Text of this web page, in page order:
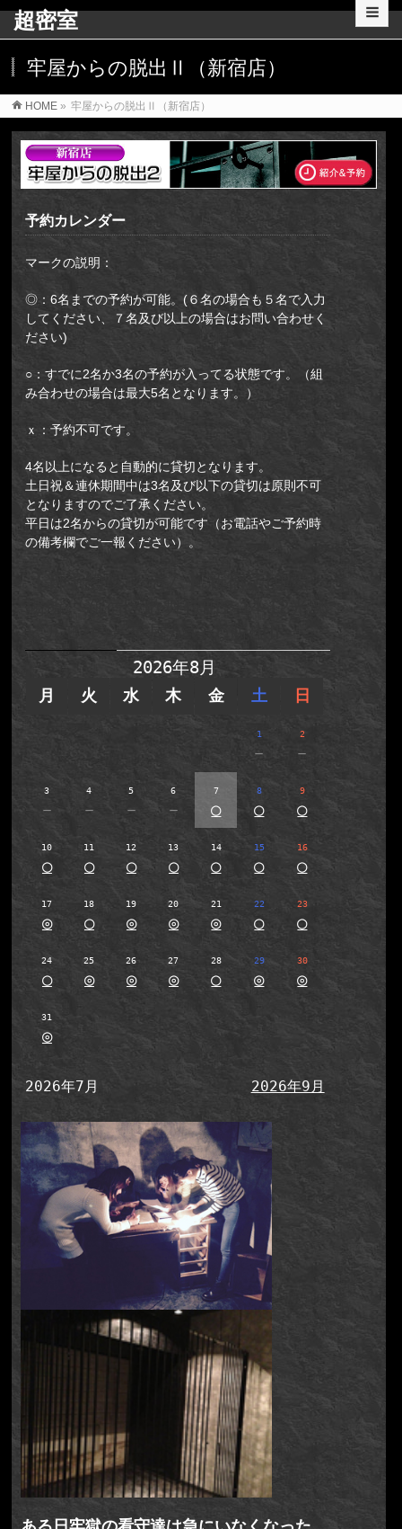
超密室
牢屋からの脱出Ⅱ（新宿店）
HOME » 牢屋からの脱出Ⅱ（新宿店）
予約カレンダー
マークの説明：
◎：6名までの予約が可能。(６名の場合も５名で入力
してください、７名及び以上の場合はお問い合わせく
ださい)
○：すでに2名か3名の予約が入ってる状態です。（組
み合わせの場合は最大5名となります。）
ｘ：予約不可です。
4名以上になると自動的に貸切となります。
土日祝＆連休期間中は3名及び以下の貸切は原則不可
となりますのでご了承ください。
平日は2名からの貸切が可能です（お電話やご予約時
の備考欄でご一報ください）。
【新予約システム】新宿店(集合
2026年8月
月 火 水 木 金 土 日
1
－
2
－
3
－
4
－
5
－
6
－
7
○
8
○
9
○
10
○
11
○
12
○
13
○
14
○
15
○
16
○
17
◎
18
○
19
◎
20
◎
21
◎
22
○
23
○
24
○
25
◎
26
◎
27
◎
28
○
29
◎
30
◎
31
◎
2026年7月 2026年9月